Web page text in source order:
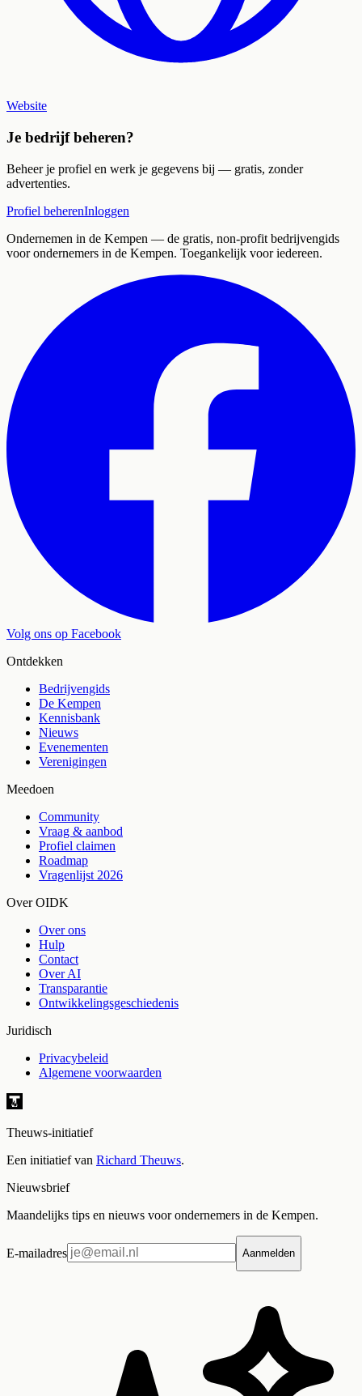
Website
Je bedrijf beheren?
Beheer je profiel en werk je gegevens bij — gratis, zonder
advertenties.
Profiel beherenInloggen
Ondernemen in de Kempen — de gratis, non-profit bedrijvengids
voor ondernemers in de Kempen. Toegankelijk voor iedereen.
Volg ons op Facebook
Ontdekken
Bedrijvengids
De Kempen
Kennisbank
Nieuws
Evenementen
Verenigingen
Meedoen
Community
Vraag & aanbod
Profiel claimen
Roadmap
Vragenlijst 2026
Over OIDK
Over ons
Hulp
Contact
Over AI
Transparantie
Ontwikkelingsgeschiedenis
Juridisch
Privacybeleid
Algemene voorwaarden
Theuws-initiatief
Een initiatief van Richard Theuws.
Nieuwsbrief
Maandelijks tips en nieuws voor ondernemers in de Kempen.
E-mailadres Aanmelden